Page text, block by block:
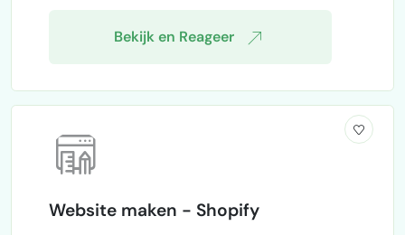
Bekijk en Reageer
Website maken - Shopify